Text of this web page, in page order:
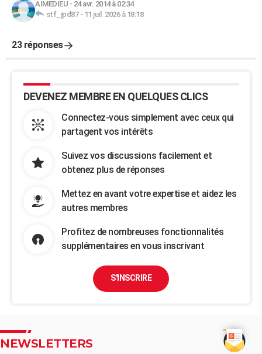
AIMEDIEU - 24 avr. 2014 à 02:34
stf_jpd87- 11 juil. 2026 à 18:18
23 réponses
DEVENEZ MEMBRE EN QUELQUES CLICS
Connectez-vous simplement avec ceux qui
partagent vos intérêts
Suivez vos discussions facilement et
obtenez plus de réponses
Mettez en avant votre expertise et aidez les
autres membres
Profitez de nombreuses fonctionnalités
supplémentaires en vous inscrivant
S'INSCRIRE
NEWSLETTERS